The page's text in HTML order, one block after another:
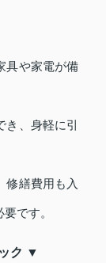
具や家電が備
き、身軽に引
修繕費用も入
です。
ク ▼